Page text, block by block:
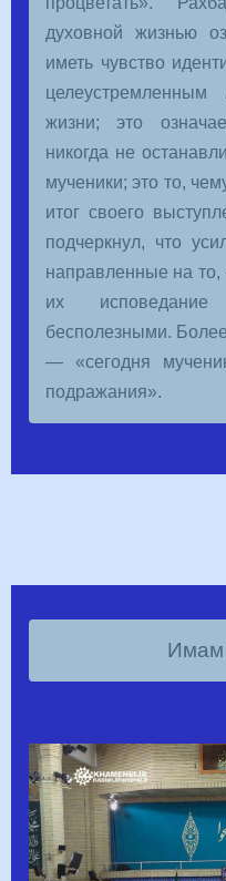
духовной жизнью
иметь чувство
жизни; это
никогда не
мученики; это то,
итог своего
подчеркнул, что
направленные на то,
их исповедание
бесполезными.
— «сегодня
подражания».
Имам